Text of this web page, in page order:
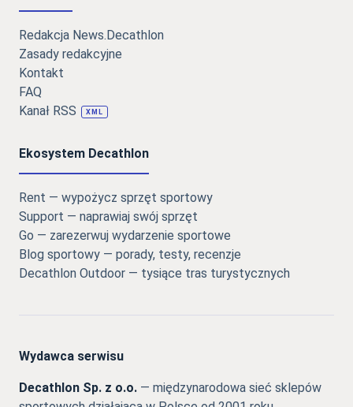
Redakcja News.Decathlon
Zasady redakcyjne
Kontakt
FAQ
Kanał RSS
XML
Ekosystem Decathlon
Rent — wypożycz sprzęt sportowy
Support — naprawiaj swój sprzęt
Go — zarezerwuj wydarzenie sportowe
Blog sportowy — porady, testy, recenzje
Decathlon Outdoor — tysiące tras turystycznych
Wydawca serwisu
Decathlon Sp. z o.o. — międzynarodowa sieć sklepów